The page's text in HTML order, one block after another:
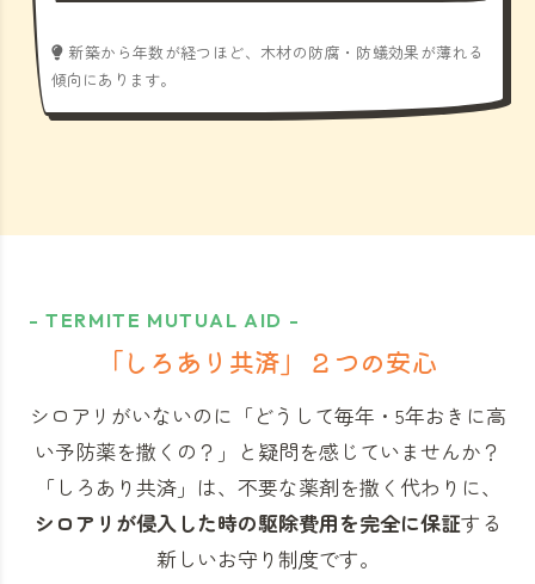
新築から年数が経つほど、木材の防腐・防蟻効果が薄れる
傾向にあります。
- TERMITE MUTUAL AID -
「しろあり共済」 ２つの安心
シロアリがいないのに「どうして毎年・5年おきに高
い予防薬を撒くの？」と 疑問を感じていませんか？
「しろあり共済」 は、不要な薬剤を撒く代わりに、
シロアリが侵入した時の駆除費用を完全に保証する
新しいお守り制度です。